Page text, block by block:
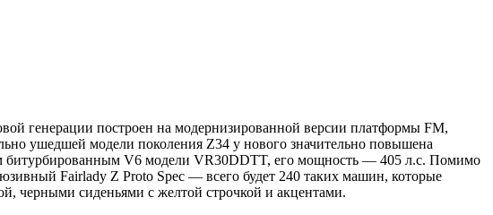
генерации построен на модернизированной версии платформы FM,
ушедшей модели поколения Z34 у нового значительно повышена
битурбированным V6 модели VR30DDTT, его мощность — 405 л.с. Помимо
Fairlady Z Proto Spec — всего будет 240 таких машин, которые
черными сиденьями с желтой строчкой и акцентами.